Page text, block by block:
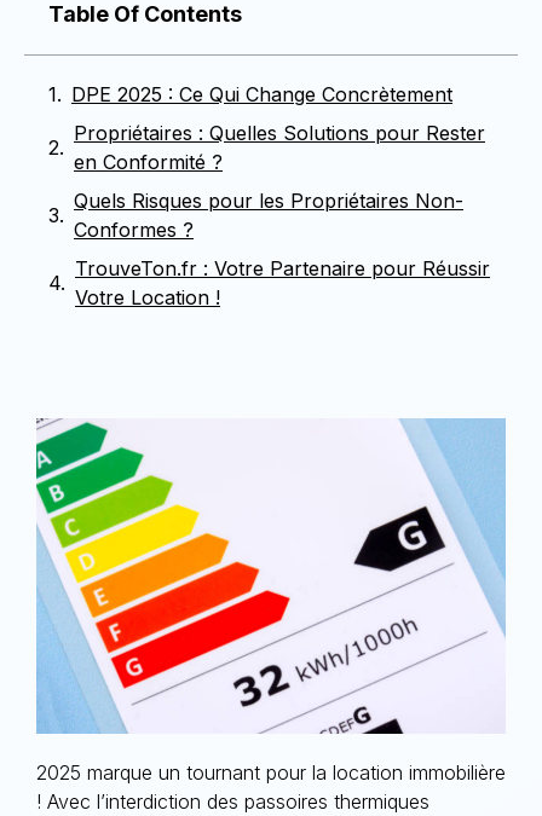
Table Of Contents
DPE 2025 : Ce Qui Change Concrètement
Propriétaires : Quelles Solutions pour Rester
en Conformité ?
Quels Risques pour les Propriétaires Non-
Conformes ?
TrouveTon.fr : Votre Partenaire pour Réussir
Votre Location !
2025 marque un tournant pour la location immobilière
! Avec l’interdiction des passoires thermiques